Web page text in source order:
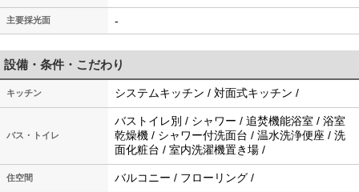
主要採光面 -
設備・条件・こだわり
キッチン システムキッチン / 対面式キッチン /
バス・トイレ
バストイレ別 / シャワー / 追焚機能浴室 / 浴室
乾燥機 / シャワー付洗面台 / 温水洗浄便座 / 洗
面化粧台 / 室内洗濯機置き場 /
住空間 バルコニー / フローリング /